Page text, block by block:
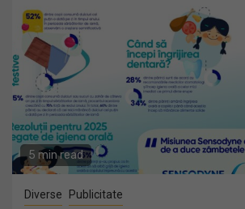
5 min read
Diverse Publicitate